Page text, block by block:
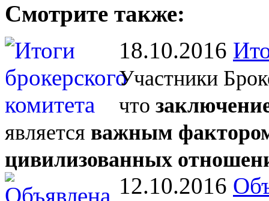
Смотрите также:
18.10.2016
Участники
что
является важным
цивилизованных
12.10.2016